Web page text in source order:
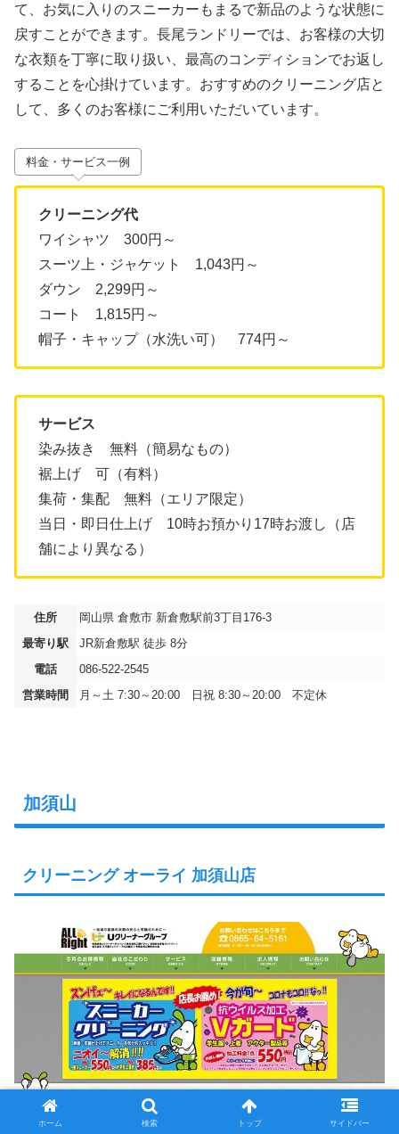
て、お気に入りのスニーカーもまるで新品のような状態に
戻すことができます。長尾ランドリーでは、お客様の大切
な衣類を丁寧に取り扱い、最高のコンディションでお返し
することを心掛けています。おすすめのクリーニング店と
して、多くのお客様にご利用いただいています。
料金・サービス一例
クリーニング代
ワイシャツ 300円～
スーツ上・ジャケット 1,043円～
ダウン 2,299円～
コート 1,815円～
帽子・キャップ（水洗い可） 774円～
サービス
染み抜き 無料（簡易なもの）
裾上げ 可（有料）
集荷・集配 無料（エリア限定）
当日・即日仕上げ 10時お預かり17時お渡し（店
舗により異なる）
住所
岡山県 倉敷市 新倉敷駅前3丁目176-3
最寄り駅
JR新倉敷駅 徒歩 8分
電話
086-522-2545
営業時間
月～土 7:30～20:00 日祝 8:30～20:00 不定休
加須山
クリーニング オーライ 加須山店
ホーム 検索 トップ サイドバー